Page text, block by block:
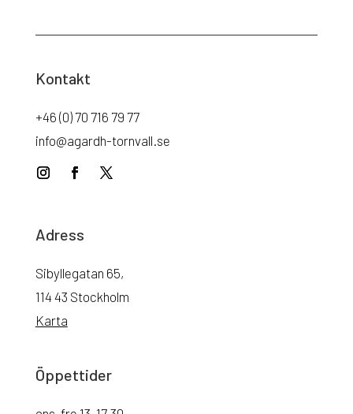
Kontakt
+46 (0) 70 716 79 77
info@agardh-tornvall.se
Adress
Sibyllegatan 65,
114 43 Stockholm
Karta
Öppettider